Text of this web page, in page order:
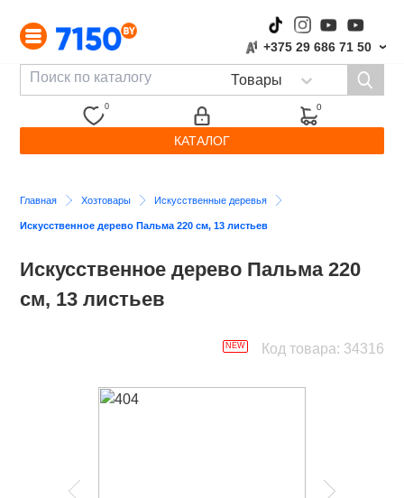
+375 29 686 71 50 ›
0 0
КАТАЛОГ
Главная Хозтовары Искусственные деревья
Искусственное дерево Пальма 220 см, 13 листьев
Искусственное дерево Пальма 220
см, 13 листьев
NEW Код товара: 34316